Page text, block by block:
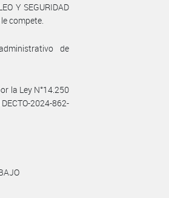
Y SEGURIDAD
compete.
de
la Ley N°14.250
2024-862-